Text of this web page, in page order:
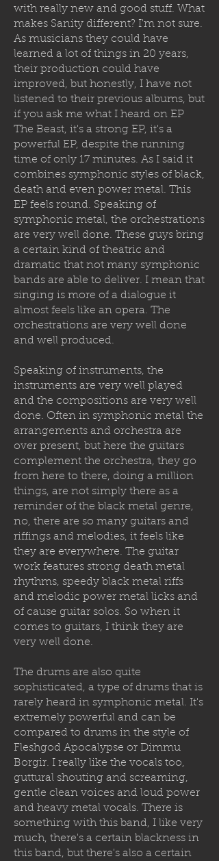
with really new and good stuff. What
makes Sanity different? I'm not sure.
As musicians they could have
learned a lot of things in 20 years,
their production could have
improved, but honestly, I have not
listened to their previous albums, but
if you ask me what I heard on EP
The Beast, it's a strong EP, it's a
powerful EP, despite the running
time of only 17 minutes. As I said it
combines symphonic styles of black,
death and even power metal. This
EP feels round. Speaking of
symphonic metal, the orchestrations
are very well done. These guys bring
a certain kind of theatric and
dramatic that not many symphonic
bands are able to deliver. I mean that
singing is more of a dialogue it
almost feels like an opera. The
orchestrations are very well done
and well produced.
Speaking of instruments, the
instruments are very well played
and the compositions are very well
done. Often in symphonic metal the
arrangements and orchestra are
over present, but here the guitars
complement the orchestra, they go
from here to there, doing a million
things, are not simply there as a
reminder of the black metal genre,
no, there are so many guitars and
riffings and melodies, it feels like
they are everywhere. The guitar
work features strong death metal
rhythms, speedy black metal riffs
and melodic power metal licks and
of cause guitar solos. So when it
comes to guitars, I think they are
very well done.
The drums are also quite
sophisticated, a type of drums that is
rarely heard in symphonic metal. It's
extremely powerful and can be
compared to drums in the style of
Fleshgod Apocalypse or Dimmu
Borgir. I really like the vocals too,
guttural shouting and screaming,
gentle clean voices and loud power
and heavy metal vocals. There is
something with this band, I like very
much, there's a certain blackness in
this band, but there's also a certain